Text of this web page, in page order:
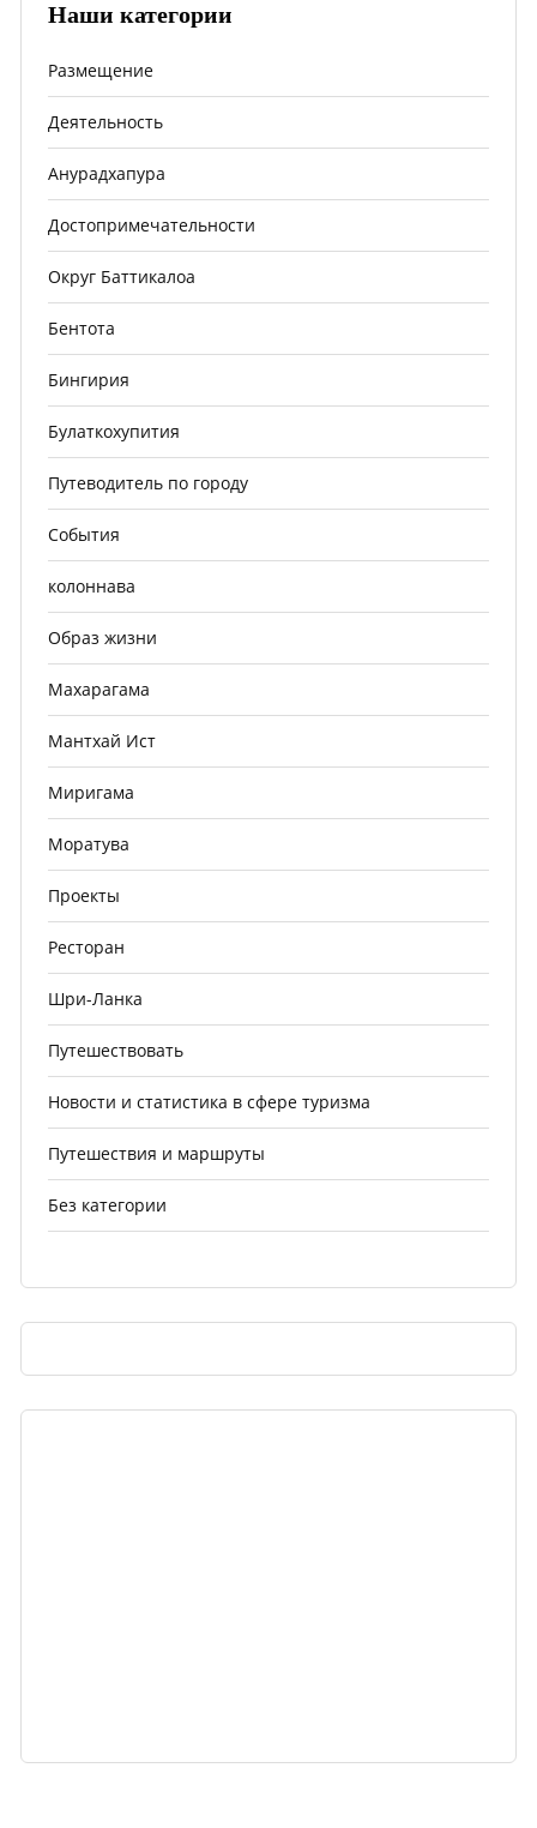
Наши категории
Размещение
Деятельность
Анурадхапура
Достопримечательности
Округ Баттикалоа
Бентота
Бингирия
Булаткохупития
Путеводитель по городу
События
колоннава
Образ жизни
Махарагама
Мантхай Ист
Миригама
Моратува
Проекты
Ресторан
Шри-Ланка
Путешествовать
Новости и статистика в сфере туризма
Путешествия и маршруты
Без категории